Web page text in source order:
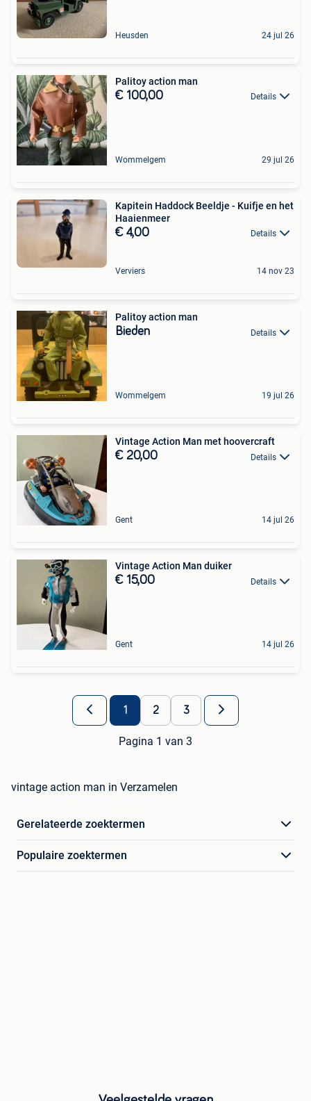
Heusden 24 jul 26
Palitoy action man
€ 100,00 Details
Wommelgem 29 jul 26
Kapitein Haddock Beeldje - Kuifje en het
Haaienmeer
€ 4,00 Details
Verviers 14 nov 23
Palitoy action man
Bieden Details
Wommelgem 19 jul 26
Vintage Action Man met hoovercraft
€ 20,00 Details
Gent 14 jul 26
Vintage Action Man duiker
€ 15,00 Details
Gent 14 jul 26
1 2 3
Pagina 1 van 3
vintage action man in Verzamelen
Gerelateerde zoektermen
Populaire zoektermen